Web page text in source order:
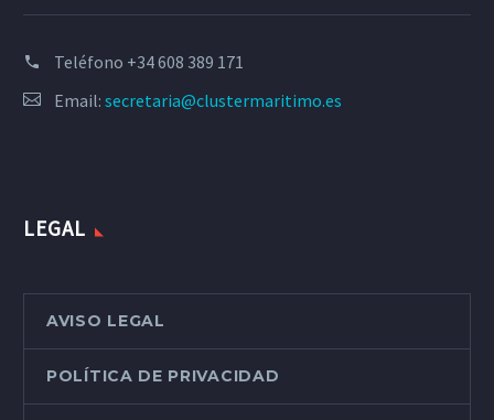
Teléfono +34 608 389 171
Email: secretaria@clustermaritimo.es
LEGAL
AVISO LEGAL
POLÍTICA DE PRIVACIDAD